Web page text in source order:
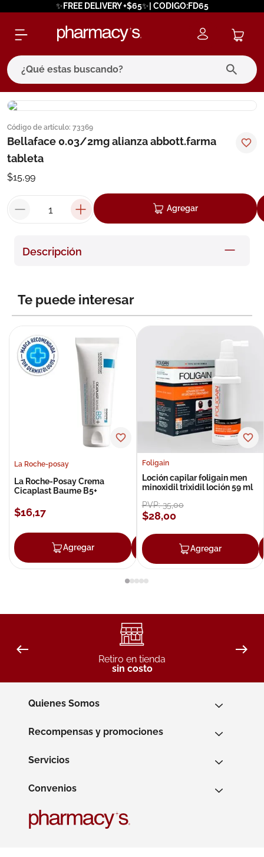
✨FREE DELIVERY +$65✨| CODIGO:FD65
¿Qué estas buscando?
Código de artículo: 73369
Bellaface 0.03/2mg alianza abbott.farma
tableta
$15,99
Agregar
Descripción
Te puede interesar
La Roche-posay
La Roche-Posay Crema
Cicaplast Baume B5+
$16,17
Agregar Agregar
Foligain
Loción capilar foligain men
minoxidil trixidil loción 59 ml
PVP:35,00
$28,00
Agregar
Retiro en tienda
sin costo
Quienes Somos
Recompensas y promociones
Servicios
Convenios
términos más buscados
1. eucerin
cerave
7. isdin
9 megacistin
10.pañales